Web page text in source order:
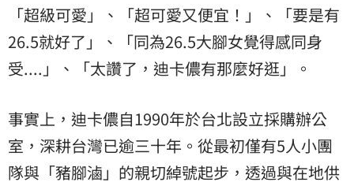
「超級可愛」、「超可愛又便宜！」、「要是有
26.5就好了」、「同為26.5大腳女覺得感同身
受....」、「太讚了，迪卡儂有那麼好逛」。
事實上，迪卡儂自1990年於台北設立採購辦公
室，深耕台灣已逾三十年。從最初僅有5人小團
隊與「豬腳滷」的親切綽號起步，透過與在地供